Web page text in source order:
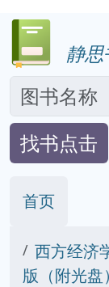
静
找书点击
首页
西方经济
版（附光盘）